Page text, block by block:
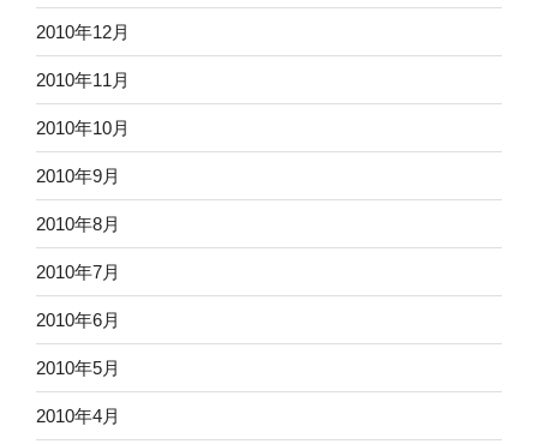
2010年12月
2010年11月
2010年10月
2010年9月
2010年8月
2010年7月
2010年6月
2010年5月
2010年4月